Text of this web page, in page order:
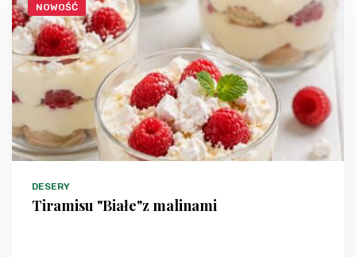
NOWOŚĆ
DESERY
Tiramisu "Białe"z malinami